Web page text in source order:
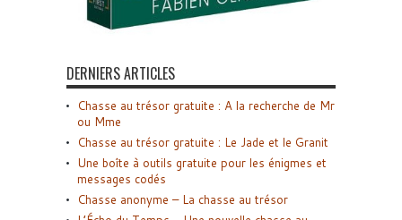
DERNIERS ARTICLES
Chasse au trésor gratuite : A la recherche de Mr
ou Mme
Chasse au trésor gratuite : Le Jade et le Granit
Une boîte à outils gratuite pour les énigmes et
messages codés
Chasse anonyme – La chasse au trésor